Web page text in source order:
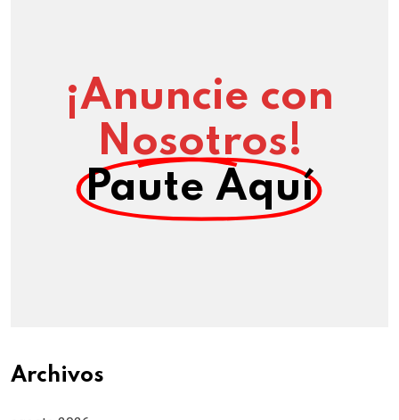
¡Anuncie con
Nosotros!
Paute Aquí
Archivos